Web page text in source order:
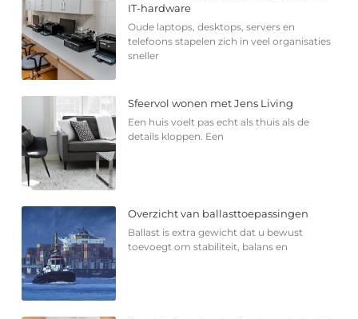
IT-hardware
Oude laptops, desktops, servers en
telefoons stapelen zich in veel organisaties
sneller
Sfeervol wonen met Jens Living
Een huis voelt pas echt als thuis als de
details kloppen. Een
Overzicht van ballasttoepassingen
Ballast is extra gewicht dat u bewust
toevoegt om stabiliteit, balans en